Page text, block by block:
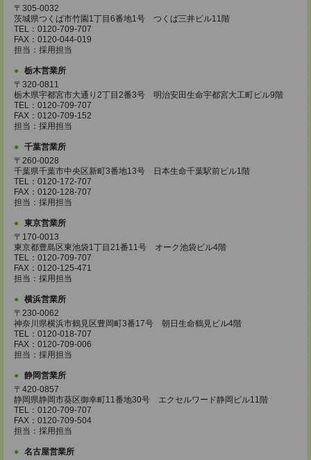
〒305-0032
茨城県つくば市竹園1丁目6番地1号 つくば三井ビル11階
TEL：0120-709-707
FAX：0120-044-019
担当：採用担当
栃木営業所
〒320-0811
栃木県宇都宮市大通り2丁目2番3号 明治安田生命宇都宮大工町ビル9階
TEL：0120-709-707
FAX：0120-709-152
担当：採用担当
千葉営業所
〒260-0028
千葉県千葉市中央区新町3番地13号 日本生命千葉駅前ビル1階
TEL：0120-172-707
FAX：0120-128-707
担当：採用担当
東京営業所
〒170-0013
東京都豊島区東池袋1丁目21番11号 オーク池袋ビル4階
TEL：0120-709-707
FAX：0120-125-471
担当：採用担当
横浜営業所
〒230-0062
神奈川県横浜市鶴見区豊岡町3番17号 朝日生命鶴見ビル4階
TEL：0120-018-707
FAX：0120-709-006
担当：採用担当
静岡営業所
〒420-0857
静岡県静岡市葵区御幸町11番地30号 エクセルワード静岡ビル11階
TEL：0120-709-707
FAX：0120-709-504
担当：採用担当
名古屋営業所